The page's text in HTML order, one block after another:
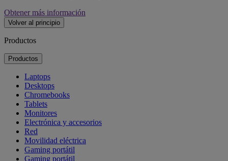
Obtener más información
Volver al principio
Productos
Productos
Laptops
Desktops
Chromebooks
Tablets
Monitores
Electrónica y accesorios
Red
Movilidad eléctrica
Gaming portátil
Gaming portátil